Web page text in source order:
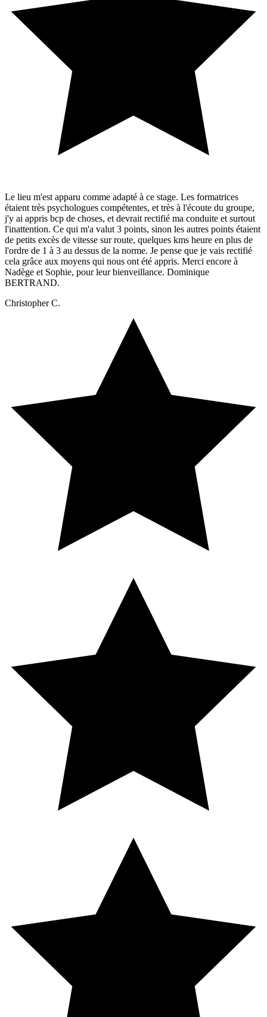
Le lieu m'est apparu comme adapté à ce stage. Les formatrices
étaient très psychologues compétentes, et très à l'écoute du groupe,
j'y ai appris bcp de choses, et devrait rectifié ma conduite et surtout
l'inattention. Ce qui m'a valut 3 points, sinon les autres points étaient
de petits excès de vitesse sur route, quelques kms heure en plus de
l'ordre de 1 à 3 au dessus de la norme. Je pense que je vais rectifié
cela grâce aux moyens qui nous ont été appris. Merci encore à
Nadège et Sophie, pour leur bienveillance. Dominique
BERTRAND.
Christopher C.